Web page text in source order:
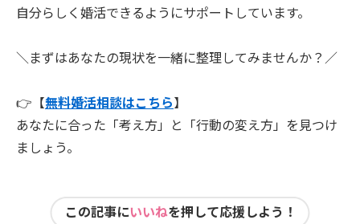
自分らしく婚活できるようにサポートしています。
＼まずはあなたの現状を一緒に整理してみませんか？／
👉【無料婚活相談はこちら】
あなたに合った「考え方」と「行動の変え方」を見つけ
ましょう。
この記事にいいねを押して応援しよう！